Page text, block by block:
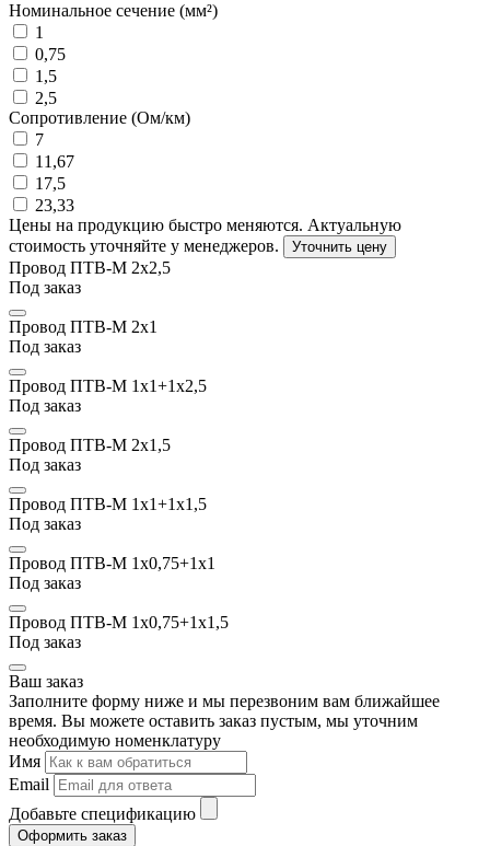
Номинальное сечение (мм²)
1
0,75
1,5
2,5
Сопротивление (Ом/км)
7
11,67
17,5
23,33
Цены на продукцию быстро меняются. Актуальную
стоимость уточняйте у менеджеров.
Уточнить цену
Провод ПТВ-М 2х2,5
Под заказ
Провод ПТВ-М 2х1
Под заказ
Провод ПТВ-М 1х1+1х2,5
Под заказ
Провод ПТВ-М 2х1,5
Под заказ
Провод ПТВ-М 1х1+1х1,5
Под заказ
Провод ПТВ-М 1x0,75+1х1
Под заказ
Провод ПТВ-М 1x0,75+1х1,5
Под заказ
Ваш заказ
Заполните форму ниже и мы перезвоним вам ближайшее
время. Вы можете оставить заказ пустым, мы уточним
необходимую номенклатуру
Имя
Email
Добавьте спецификацию
Оформить заказ